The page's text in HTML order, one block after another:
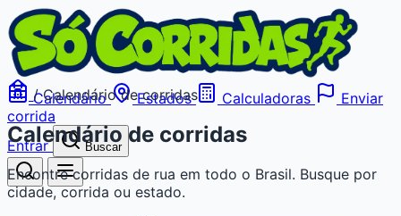
Calendário Estados Calculadoras
Enviar
corrida
Entrar
Buscar
/ Calendário de corridas
Calendário de corridas
Encontre corridas de rua em todo o Brasil. Busque por
cidade, corrida ou estado.